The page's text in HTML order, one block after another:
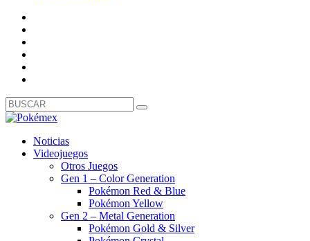
Noticias
Videojuegos
Otros Juegos
Gen 1 – Color Generation
Pokémon Red & Blue
Pokémon Yellow
Gen 2 – Metal Generation
Pokémon Gold & Silver